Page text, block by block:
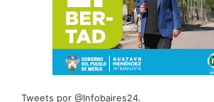
Tweets por @Infobaires24.